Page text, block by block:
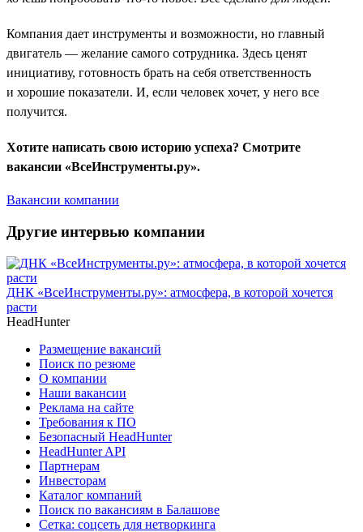
Компания дает инструменты и возможности, но главный
двигатель — желание самого сотрудника. Здесь ценят
инициативу, готовность брать на себя ответственность
и хорошие показатели. И, если человек хочет, у него все
получится.
Хотите написать свою историю успеха? Смотрите
вакансии «ВсеИнструменты.ру».
Вакансии компании
Другие интервью компании
ДНК «ВсеИнструменты.ру»: атмосфера, в которой хочется
расти
HeadHunter
Размещение вакансий
Поиск по резюме
О компании
Наши вакансии
Реклама на сайте
Требования к ПО
Безопасный HeadHunter
HeadHunter API
Партнерам
Инвесторам
Каталог компаний
Поиск по вакансиям в Балашове
Сетка: соцсеть для нетворкинга